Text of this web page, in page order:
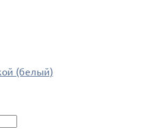
(белый)